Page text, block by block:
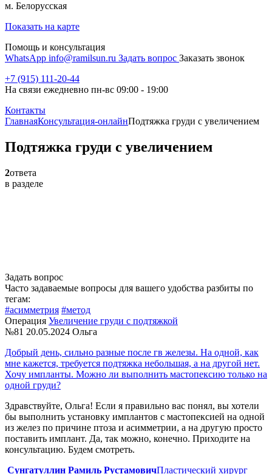
м. Белорусская
Показать на карте
Помощь и консультация
WhatsApp info@ramilsun.ru Задать вопрос Заказать звонок
+7 (915) 111-20-44
На связи ежедневно пн-вс 09:00 - 19:00
Контакты
ГлавнаяКонсультация-онлайнПодтяжка груди с увеличением
Подтяжка груди с увеличением
2ответа
в разделе
Задать вопрос
Часто задаваемые вопросы для вашего удобства разбиты по
тегам:
#асимметрия #метод
Операция Увеличение груди с подтяжкой
№81 20.05.2024 Ольга
Добрый день, сильно разные после гв железы. На одной, как
мне кажется, требуется подтяжка небольшая, а на другой нет.
Хочу импланты. Можно ли выполнить мастопексию только на
одной груди?
Здравствуйте, Ольга! Если я правильно вас понял, вы хотели
бы выполнить установку имплантов с мастопексией на одной
из желез по причине птоза и асимметрии, а на другую просто
поставить имплант. Да, так можно, конечно. Приходите на
консультацию. Будем смотреть.
Сунгатуллин Рамиль РустамовичПластический хирург